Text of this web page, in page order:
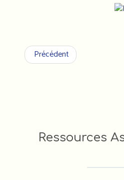
Précédent
Ressources
FORMATIONS
FDVA : LES